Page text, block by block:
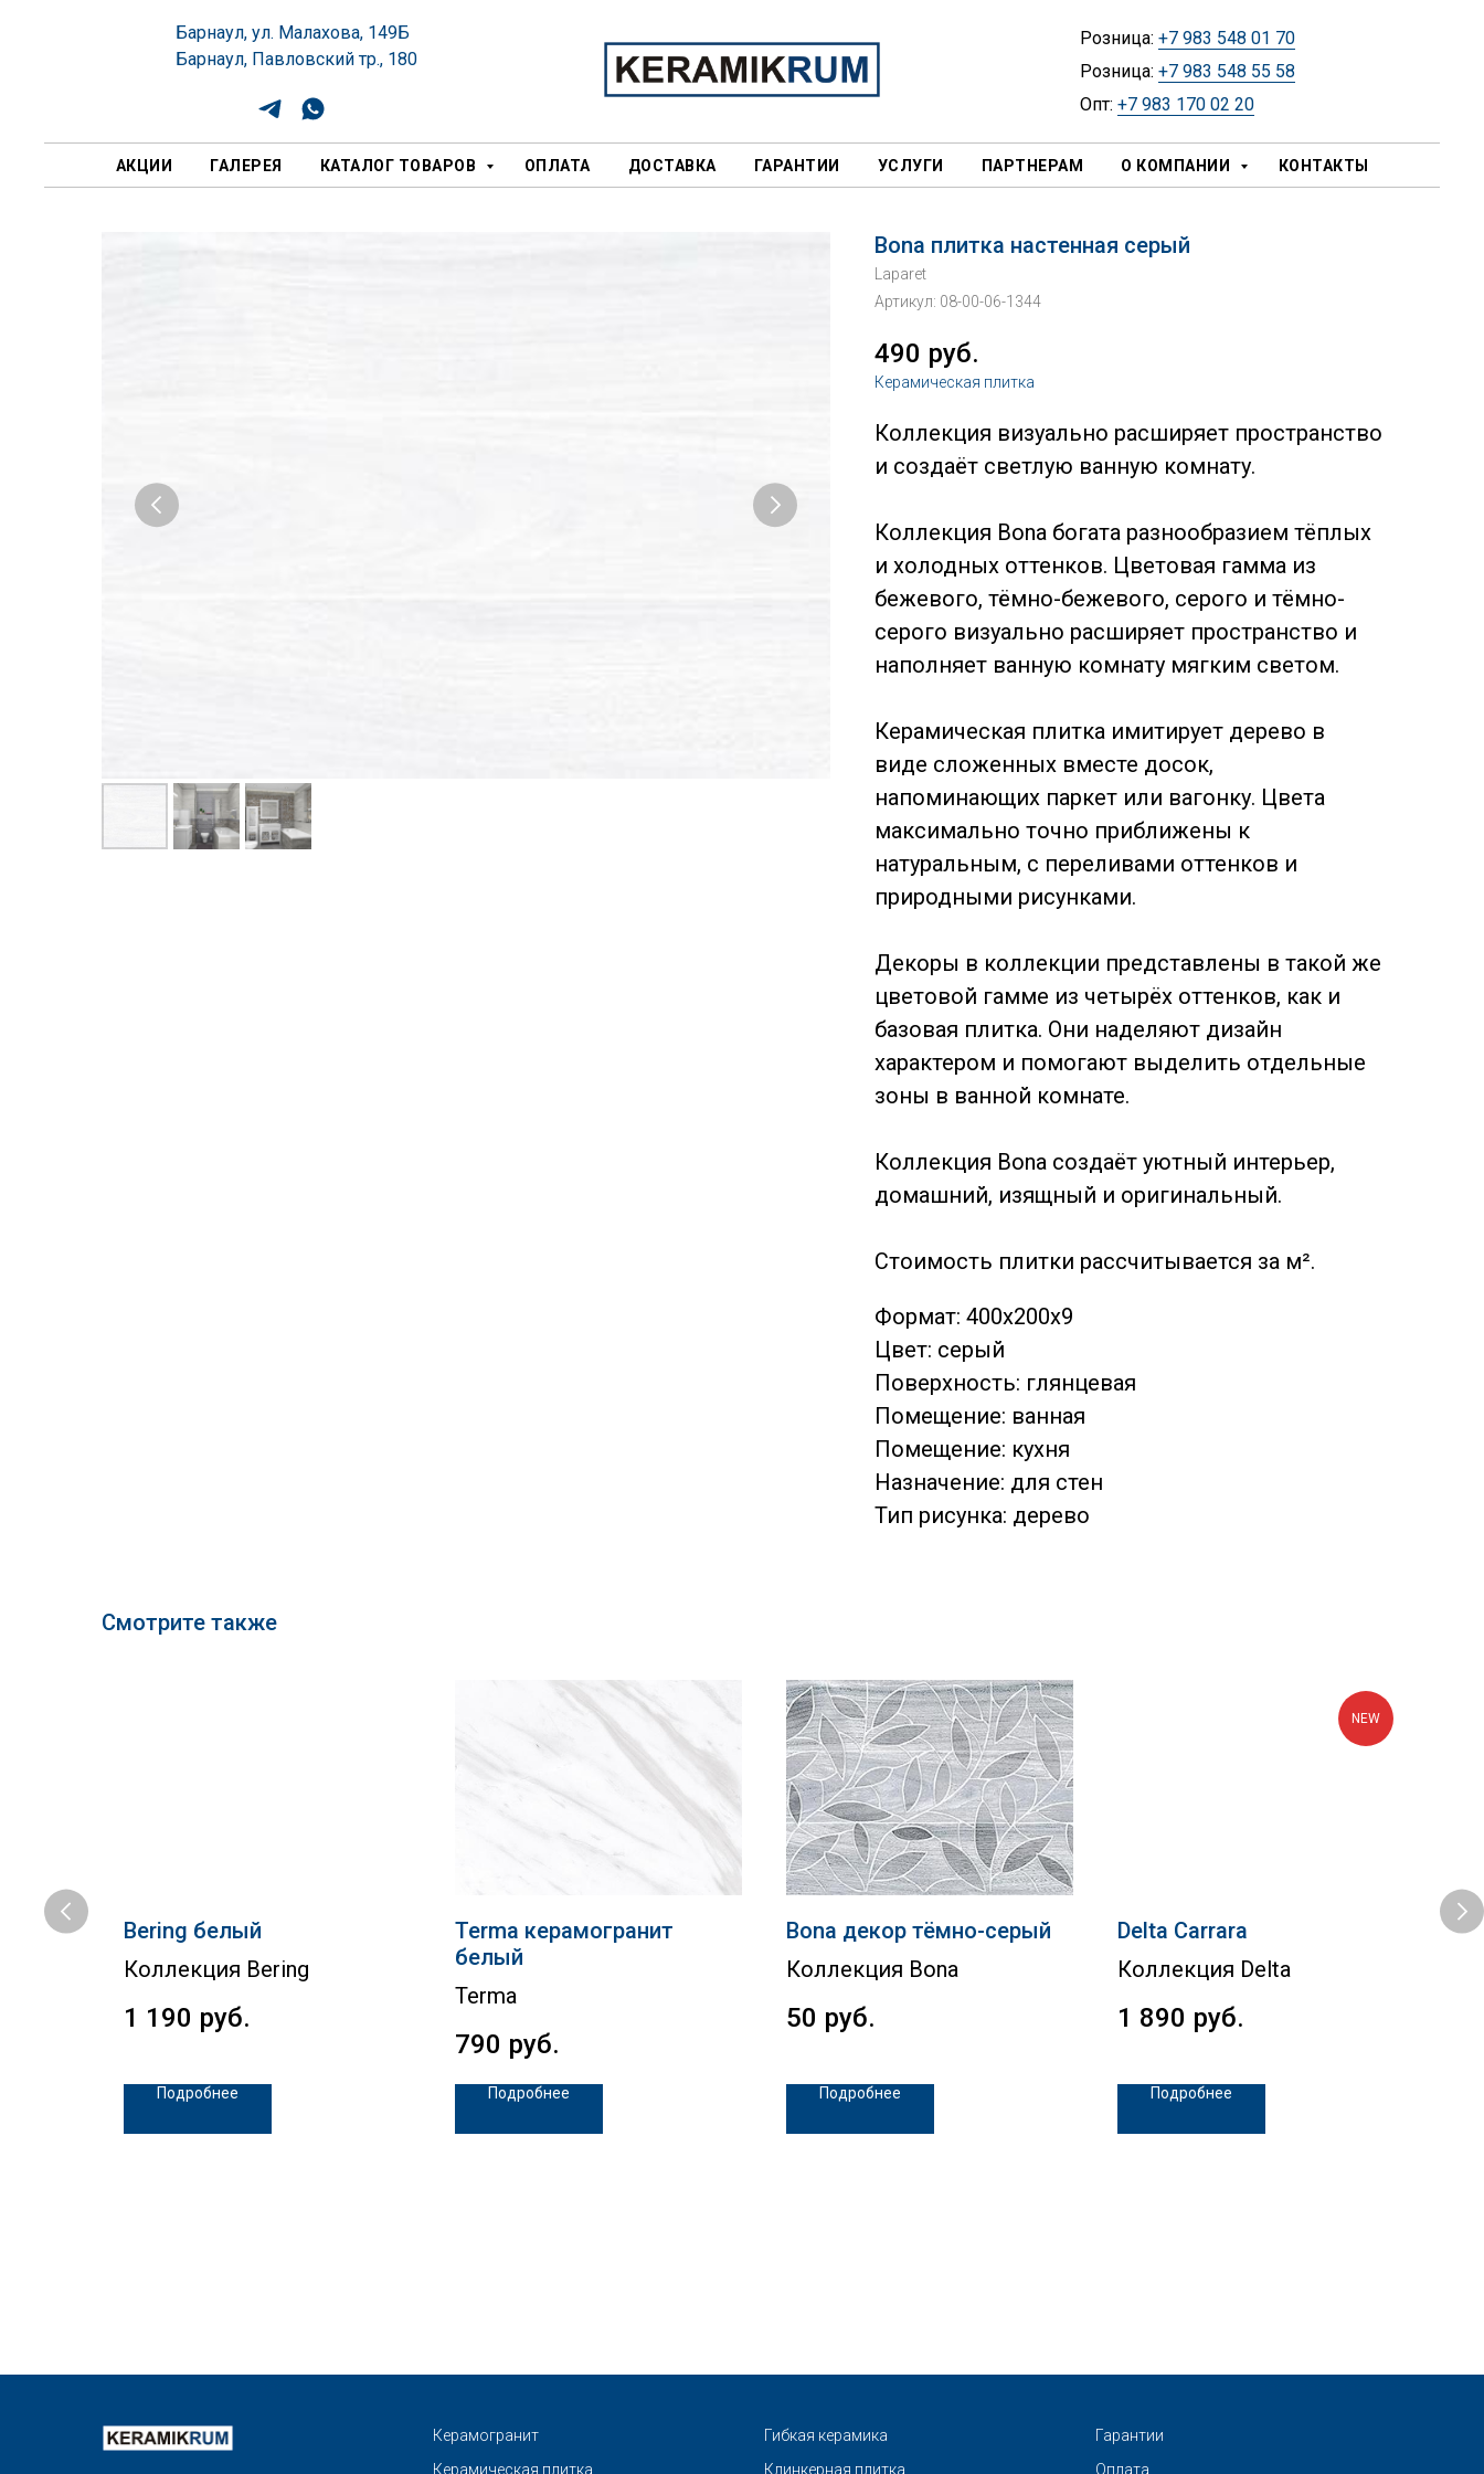
Барнаул, ул. Малахова, 149Б
Барнаул, Павловский тр., 180
Розница: +7 983 548 01 70
Розница: +7 983 548 55 58
Опт: +7 983 170 02 20
АКЦИИ ГАЛЕРЕЯ КАТАЛОГ ТОВАРОВ ОПЛАТА ДОСТАВКА ГАРАНТИИ УСЛУГИ ПАРТНЕРАМ О КОМПАНИИ КОНТАКТЫ
Bona плитка настенная серый
Laparet
Артикул: 08-00-06-1344
490 руб.
Керамическая плитка
Коллекция визуально расширяет пространство
и создаёт светлую ванную комнату.
Коллекция Bona богата разнообразием тёплых
и холодных оттенков. Цветовая гамма из
бежевого, тёмно-бежевого, серого и тёмно-
серого визуально расширяет пространство и
наполняет ванную комнату мягким светом.
Керамическая плитка имитирует дерево в
виде сложенных вместе досок,
напоминающих паркет или вагонку. Цвета
максимально точно приближены к
натуральным, с переливами оттенков и
природными рисунками.
Декоры в коллекции представлены в такой же
цветовой гамме из четырёх оттенков, как и
базовая плитка. Они наделяют дизайн
характером и помогают выделить отдельные
зоны в ванной комнате.
Коллекция Bona создаёт уютный интерьер,
домашний, изящный и оригинальный.
Стоимость плитки рассчитывается за м².
Формат: 400х200х9
Цвет: серый
Поверхность: глянцевая
Помещение: ванная
Помещение: кухня
Назначение: для стен
Тип рисунка: дерево
Смотрите также
Bering белый
Коллекция Bering
1 190 руб.
Подробнее
Terma керамогранит
белый
Terma
790 руб.
Подробнее
Bona декор тёмно-серый
Коллекция Bona
50 руб.
Подробнее
NEW
Delta Carrara
Коллекция Delta
1 890 руб.
Подробнее
Керамогранит
Керамическая плитка
Гибкая керамика
Клинкерная плитка
Гарантии
Оплата